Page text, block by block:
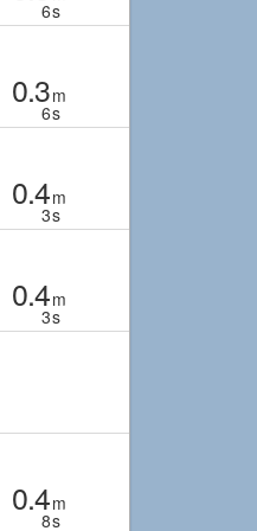
6s
0.3m
6s
0.4m
3s
0.4m
3s
0.4m
8s